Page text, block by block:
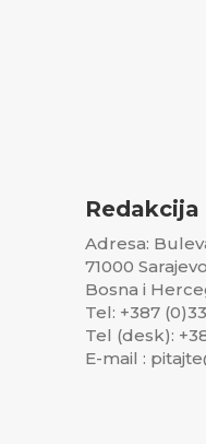
Redakcija
Adresa:
71000
Bosna i
Tel: +387
Tel (desk):
E-mail :